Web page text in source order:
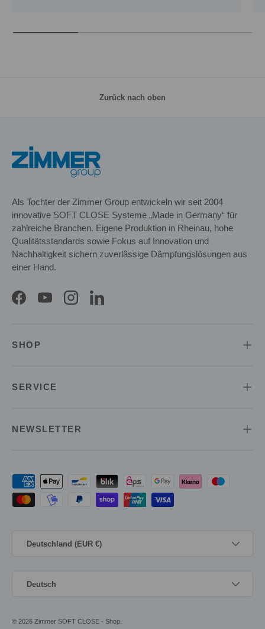
Zurück nach oben
Als Tochter der Zimmer Group entwickeln wir seit 2004
innovative SOFT CLOSE Systeme „Made in Germany“ für
zahlreiche Branchen. Eigene Produktion in Rheinau, hohe
Qualitätsstandards sowie Fokus auf Innovation und
Nachhaltigkeit sichern zuverlässige Dämpfungslösungen aus
einer Hand.
FacebookYouTubeInstagramLinkedIn
SHOP
SERVICE
NEWSLETTER
Zahlungsmethoden
Deutschland (EUR €)
Deutsch
© 2026 Zimmer SOFT CLOSE - Shop